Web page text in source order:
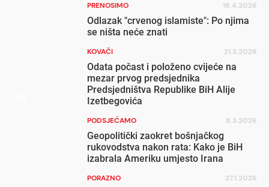
PRENOSIMO 18.4.2026
Odlazak "crvenog islamiste": Po njima
se ništa neće znati
KOVAČI 21.3.2026
Odata počast i položeno cvijeće na
mezar prvog predsjednika
Predsjedništva Republike BiH Alije
Izetbegovića
PODSJEĆAMO 8.3.2026
Geopolitički zaokret bošnjačkog
rukovodstva nakon rata: Kako je BiH
izabrala Ameriku umjesto Irana
PORAZNO 27.1.2026